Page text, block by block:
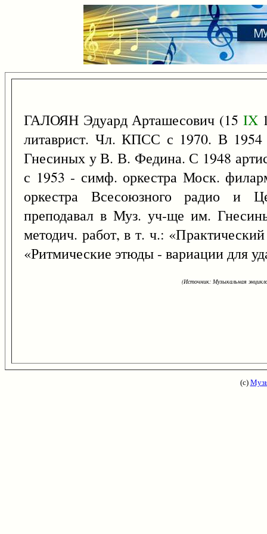
ГАЛОЯН Эдуард Арташесович (15 IX
литаврист. Чл. КПСС с 1970. В 1954
Гнесиных у В. В. Федина. С 1948
с 1953 - симф. оркестра Моск.
оркестра Всесоюзного радио и
преподавал в Муз. уч-ще им.
методич. работ, в т. ч.:
«Ритмические этюды - вариации для
(Источник: Музыкальная
(с)